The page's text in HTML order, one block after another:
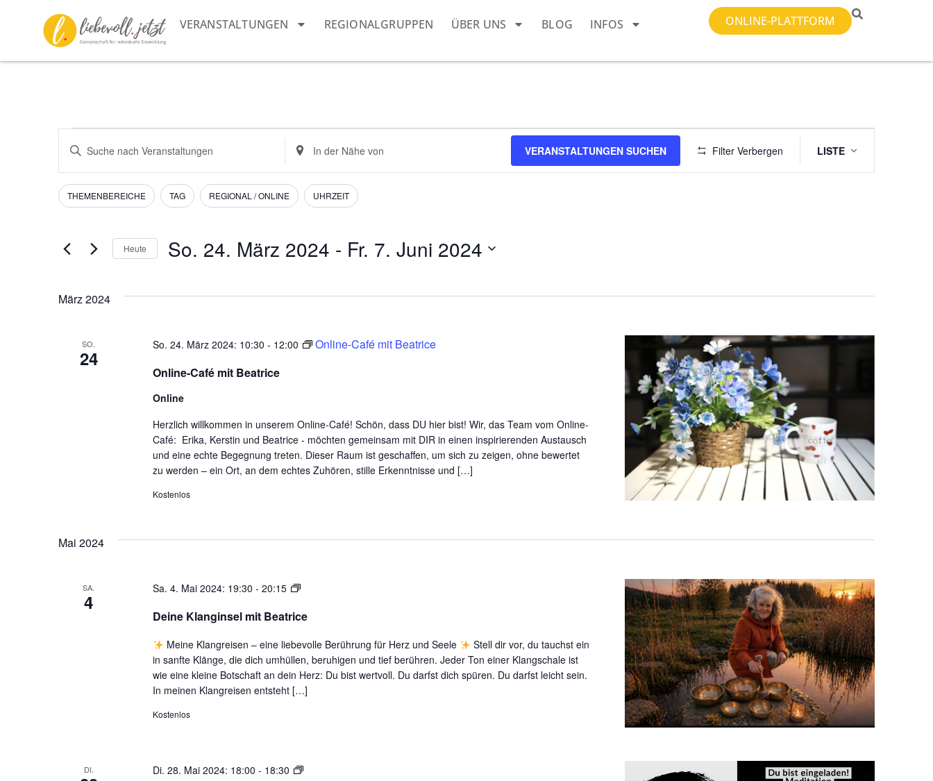
VERANSTALTUNGEN REGIONALGRUPPEN ÜBER UNS BLOG INFOS ONLINE-PLATTFORM
Veranstaltungen
Suche
und
Navigation
Bitte
Schlüsselwort
Suche
nach
Veranstaltungen
Schlüsselwort.
Standort
eingeben.
Suche
nach
Veranstaltungen.
VERANSTALTUNGEN SUCHEN Filter Verbergen
Ansichten-
LISTE
Filter
Das
Ändern
Formular-
Eingabefelder
die
Liste
Veranstaltungen
THEMENBEREICHE TAG REGIONAL / ONLINE UHRZEIT
Heute So. 24. März 2024 - Fr. 7. Juni 2024
März 2024
SO.
24
Online-Café mit Beatrice
So. 24. März 2024: 10:30 - 12:00 Online-Café mit Beatrice
Online
Herzlich willkommen in unserem Online-Café! Schön, dass DU hier bist! Wir, das Team vom Online-
Café: Erika, Kerstin und Beatrice - möchten gemeinsam mit DIR in einen inspirierenden Austausch
und eine echte Begegnung treten. Dieser Raum ist geschaffen, um sich zu zeigen, ohne bewertet
zu werden – ein Ort, an dem echtes Zuhören, stille Erkenntnisse und […]
Kostenlos
Mai 2024
SA.
4
Deine Klanginsel mit Beatrice
Sa. 4. Mai 2024: 19:30 - 20:15
Deine
Meine Klangreisen – eine liebevolle Berührung für Herz und Seele
Stell dir vor, du tauchst ein
in sanfte Klänge, die dich umhüllen, beruhigen und tief berühren. Jeder Ton einer Klangschale ist
wie eine kleine Botschaft an dein Herz: Du bist wertvoll. Du darfst dich spüren. Du darfst leicht sein.
In meinen Klangreisen entsteht […]
Kostenlos
DI. Di. 28. Mai 2024: 18:00 - 18:30
AMODINI